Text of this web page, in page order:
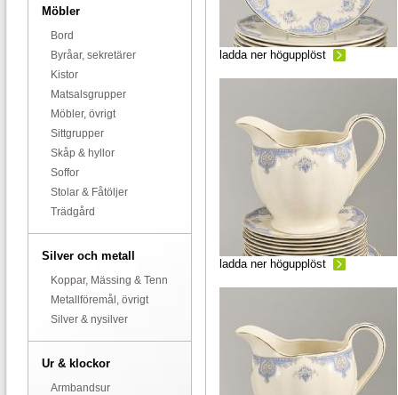
Möbler
Bord
Byråar, sekretärer
Kistor
Matsalsgrupper
Möbler, övrigt
Sittgrupper
Skåp & hyllor
Soffor
Stolar & Fåtöljer
Trädgård
Silver och metall
Koppar, Mässing & Tenn
Metallföremål, övrigt
Silver & nysilver
Ur & klockor
Armbandsur
ladda ner högupplöst
ladda ner högupplöst